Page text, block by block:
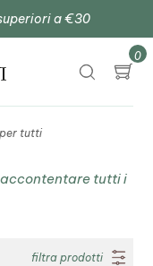
a €30
0
tutti
accontentare tutti i
filtra prodotti